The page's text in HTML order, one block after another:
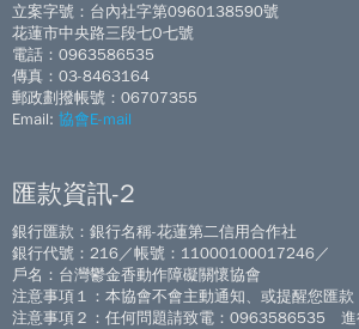
立案字號：台內社字第0960138590號
花蓮市中央路三段七O七號
電話：0963586535
傳真：03-8463164
郵政劃撥帳號：06707355
Email: 協會E-mail
匯款資訊-2
銀行匯款：銀行名稱-花蓮第二信用合作社
銀行代號：216／帳號：11000100017246／
戶名：台灣鬱金香動作障礙關懷協會
注意事項１：本協會不會主動通知、或提醒您匯款
注意事項２：任何問題請致電：0963586535 進